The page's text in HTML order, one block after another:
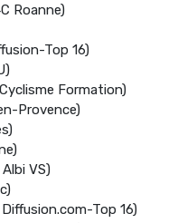
Roanne)
Top 16)
Formation)
Provence)
VS)
Top 16)